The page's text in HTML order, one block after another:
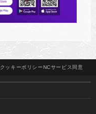
クッキーポリシーNCサービス 同意